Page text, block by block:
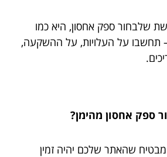
שלבחור ספק אחסון, היא כמו
תחשבו על העלויות, על ההשקעה,
שהאתר שלכם יהיה זמין